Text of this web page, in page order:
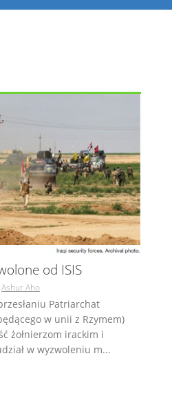
od ISIS
Ashur Aho
Patriarchat
w unii z Rzymem)
żołnierzom irackim i
w wyzwoleniu m...